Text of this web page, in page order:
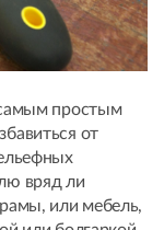
самым простым
от
вряд ли
или мебель,